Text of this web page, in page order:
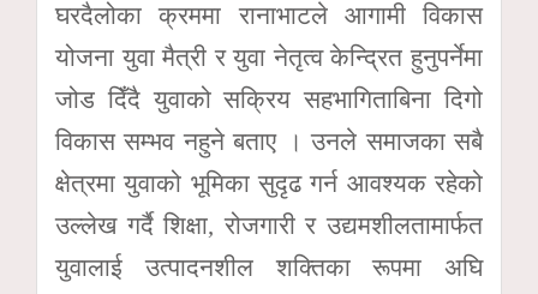
घरदैलोका क्रममा रानाभाटले आगामी विकास
योजना युवा मैत्री र युवा नेतृत्व केन्द्रित हुनुपर्नेमा
जोड दिँदै युवाको सक्रिय सहभागिताबिना दिगो
विकास सम्भव नहुने बताए । उनले समाजका सबै
क्षेत्रमा युवाको भूमिका सुदृढ गर्न आवश्यक रहेको
उल्लेख गर्दै शिक्षा, रोजगारी र उद्यमशीलतामार्फत
युवालाई उत्पादनशील शक्तिका रूपमा अघि